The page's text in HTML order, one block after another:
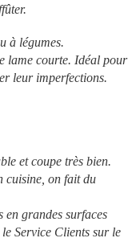
à légumes.
lame courte. Idéal pour
leur imperfections.
et coupe très bien.
cuisine, on fait du
en grandes surfaces
Service Clients sur le